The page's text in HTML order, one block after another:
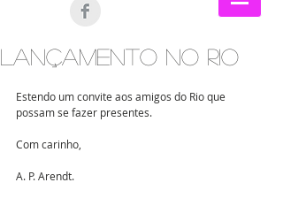
Lançamento no Rio
Estendo um convite aos amigos do Rio que
possam se fazer presentes.
Com carinho,
A. P. Arendt.